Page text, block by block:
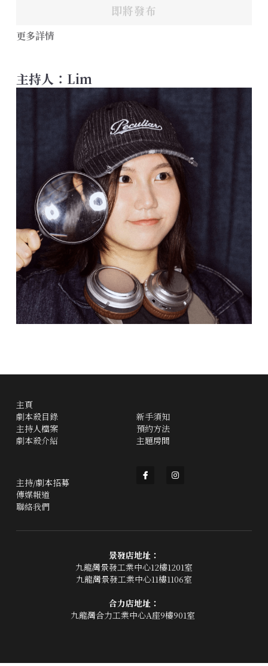
即將發布
更多詳情
主持人：Lim
主頁
劇本殺目錄
主持人檔案
劇本殺介紹
新手須知
預約方法
主題房間
主持/劇本招募
傳媒報道
聯絡我們
景發店地址：
九龍灣景發工業中心12樓1201室
九龍灣景發工業中心11樓1106室
合力店地址：
九龍灣合力工業中心A座9樓901室